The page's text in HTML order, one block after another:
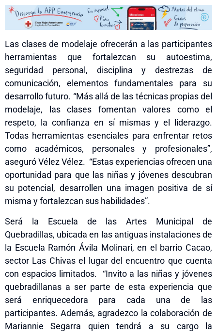
Las clases de modelaje ofrecerán a las participantes
herramientas que fortalezcan su autoestima,
seguridad personal, disciplina y destrezas de
comunicación, elementos fundamentales para su
desarrollo futuro. “Más allá de las técnicas propias del
modelaje, las clases fomentan valores como el
respeto, la confianza en sí mismas y el liderazgo.
Todas herramientas esenciales para enfrentar retos
como académicos, personales y profesionales”,
aseguró Vélez Vélez. “Estas experiencias ofrecen una
oportunidad para que las niñas y jóvenes descubran
su potencial, desarrollen una imagen positiva de sí
misma y fortalezcan sus habilidades”.
Será la Escuela de las Artes Municipal de
Quebradillas, ubicada en las antiguas instalaciones de
la Escuela Ramón Ávila Molinari, en el barrio Cacao,
sector Las Chivas el lugar del encuentro que cuenta
con espacios limitados. “Invito a las niñas y jóvenes
quebradillanas a ser parte de esta experiencia que
será enriquecedora para cada una de las
participantes. Además, agradezco la colaboración de
Mariannie Segarra quien tendrá a su cargo la